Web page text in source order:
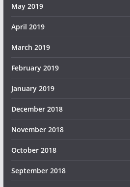
May 2019
April 2019
March 2019
February 2019
January 2019
December 2018
November 2018
October 2018
September 2018